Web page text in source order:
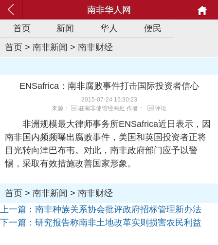
南非华人网
首页
新闻 华人
便民
首页 > 南非新闻 > 南非财经
ENSafrica：南非腐败事件打击国际投资者信心
2015-07-24 15:30:23
来源：
驻南非使馆经商处 作者： 评论
非洲规模最大律师事务所ENSafrica近日表示，因
南非国内频频曝出腐败事件，美国和英国投资者正将
目光转向津巴布韦。对此，南非政府部门应予以警
惕，采取有效措施改善国家形象。
首页 > 南非新闻 > 南非财经
上一篇： 南非种族关系协会批评政府招标管理新办法
下一篇： 研究报告称南非土地改革实则损害农民利益